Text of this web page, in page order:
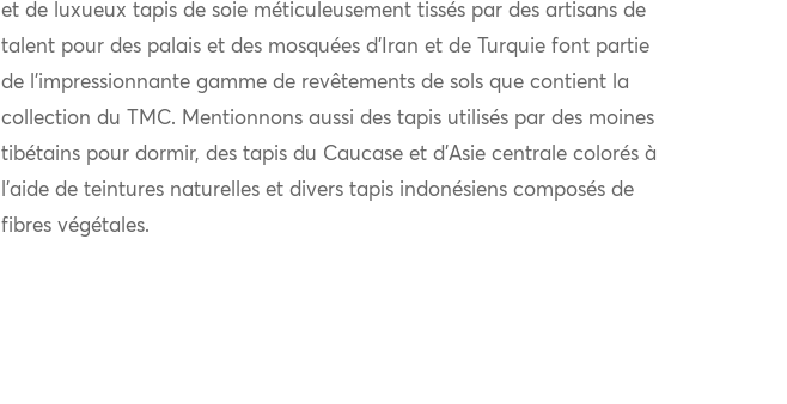
et de luxueux tapis de soie méticuleusement tissés par des artisans de
talent pour des palais et des mosquées d’Iran et de Turquie font partie
de l’impressionnante gamme de revêtements de sols que contient la
collection du TMC. Mentionnons aussi des tapis utilisés par des moines
tibétains pour dormir, des tapis du Caucase et d’Asie centrale colorés à
l’aide de teintures naturelles et divers tapis indonésiens composés de
fibres végétales.